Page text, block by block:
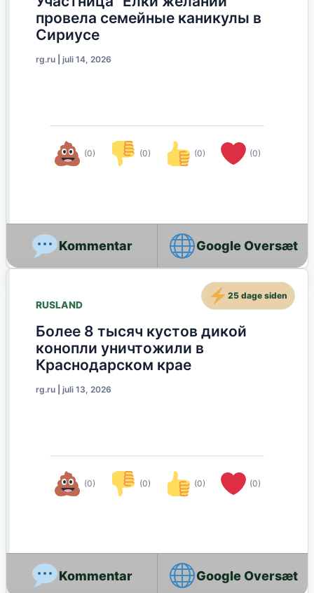
провела семейные каникулы в
Сириусе
rg.ru juli 14, 2026
(0) (0) (0) (0)
Google Oversæt
RUSLAND
Более 8 тысяч кустов дикой
конопли уничтожили в
Краснодарском крае
rg.ru juli 13, 2026
(0) (0) (0) (0)
25 dage siden
Google Oversæt